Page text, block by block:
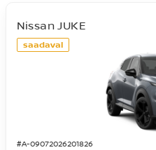
saadaval
#A-09072026201826
Nissan JUKE